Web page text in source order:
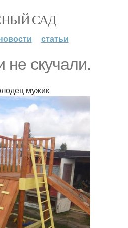
САД
статьи
не скучали.
мужик